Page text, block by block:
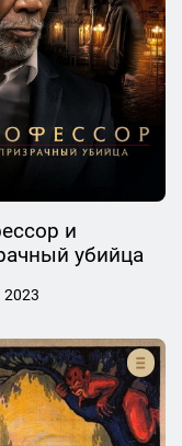
и
убийца
2023